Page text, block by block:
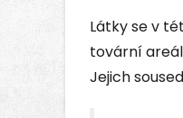
Látky se v
tovární
Jejich